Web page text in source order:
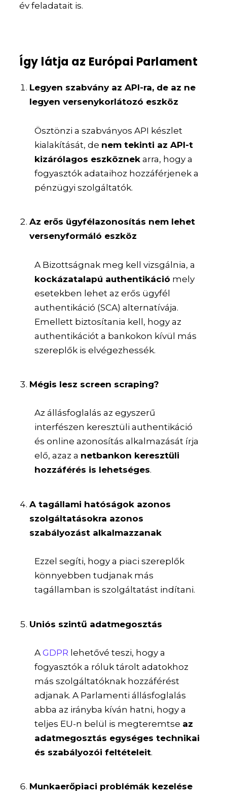
év feladatait is.
Így látja az Európai Parlament
Legyen szabvány az API-ra, de az ne
legyen versenykorlátozó eszköz
Ösztönzi a szabványos API készlet
kialakítását, de nem tekinti az API-t
kizárólagos eszköznek arra, hogy a
fogyasztók adataihoz hozzáférjenek a
pénzügyi szolgáltatók.
Az erős ügyfélazonosítás nem lehet
versenyformáló eszköz
A Bizottságnak meg kell vizsgálnia, a
kockázatalapú authentikáció mely
esetekben lehet az erős ügyfél
authentikáció (SCA) alternatívája.
Emellett biztosítania kell, hogy az
authentikációt a bankokon kívül más
szereplők is elvégezhessék.
Mégis lesz screen scraping?
Az állásfoglalás az egyszerű
interfészen keresztüli authentikáció
és online azonosítás alkalmazását írja
elő, azaz a netbankon keresztüli
hozzáférés is lehetséges.
A tagállami hatóságok azonos
szolgáltatásokra azonos
szabályozást alkalmazzanak
Ezzel segíti, hogy a piaci szereplők
könnyebben tudjanak más
tagállamban is szolgáltatást indítani.
Uniós szintű adatmegosztás
AGDPR lehetővé teszi, hogy a
fogyasztók a róluk tárolt adatokhoz
más szolgáltatóknak hozzáférést
adjanak. A Parlamenti állásfoglalás
abba az irányba kíván hatni, hogy a
teljes EU-n belül is megteremtse az
adatmegosztás egységes technikai
és szabályozói feltételeit.
Munkaerőpiaci problémák kezelése